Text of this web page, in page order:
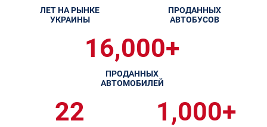
ЛЕТ НА РЫНКЕ
УКРАИНЫ
16,000+
ПРОДАННЫХ
АВТОМОБИЛЕЙ
ПРОДАННЫХ
АВТОБУСОВ
22 1,000+